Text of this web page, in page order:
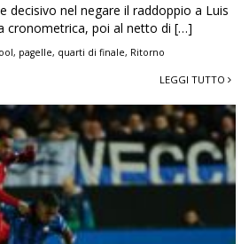
decisivo nel negare il raddoppio a Luis
cronometrica, poi al netto di […]
, pagelle, quarti di finale, Ritorno
LEGGI TUTTO